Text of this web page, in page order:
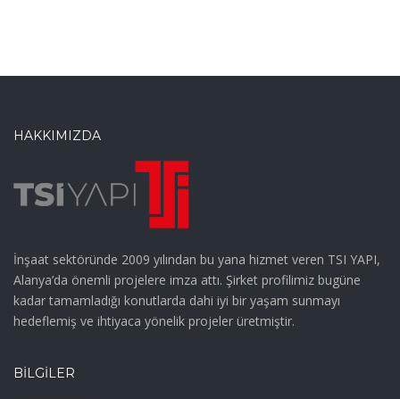
HAKKIMIZDA
İnşaat sektöründe 2009 yılından bu yana hizmet veren TSI YAPI,
Alanya’da önemli projelere imza attı. Şirket profilimiz bugüne
kadar tamamladığı konutlarda dahi iyi bir yaşam sunmayı
hedeflemiş ve ihtiyaca yönelik projeler üretmiştir.
BILGILER